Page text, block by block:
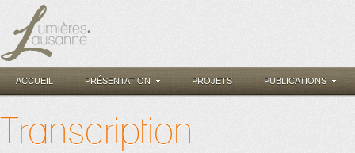
ACCUEIL PRÉSENTATION PROJETS PUBLICATIONS
Transcription